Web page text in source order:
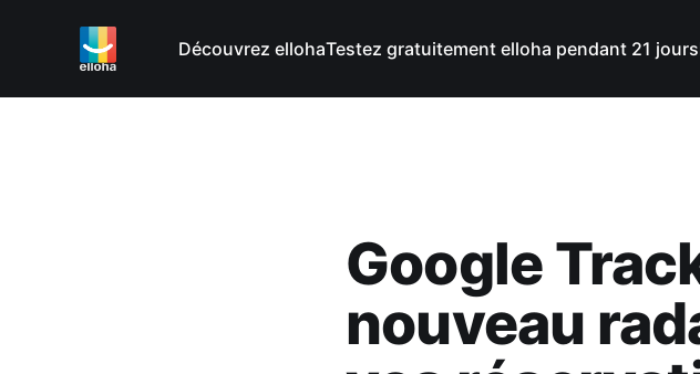
Découvrez ellohaTestez gratuitement elloha pendant 21 jours
Google
nouveau